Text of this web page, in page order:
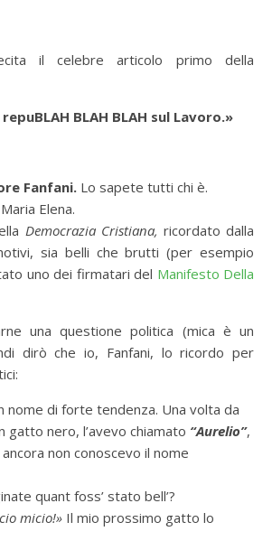
il celebre articolo primo della
BLAH BLAH sul Lavoro.»
Fanfani. Lo sapete tutti chi è.
Elena.
Democrazia Cristiana, ricordato dalla
sia belli che brutti (per esempio
uno dei firmatari del Manifesto Della
una questione politica (mica è un
dirò che io, Fanfani, lo ricordo per
nome di forte tendenza. Una volta da
gatto nero, l’avevo chiamato “Aurelio”,
non conoscevo il nome
quant foss’ stato bell’?
micio!» Il mio prossimo gatto lo